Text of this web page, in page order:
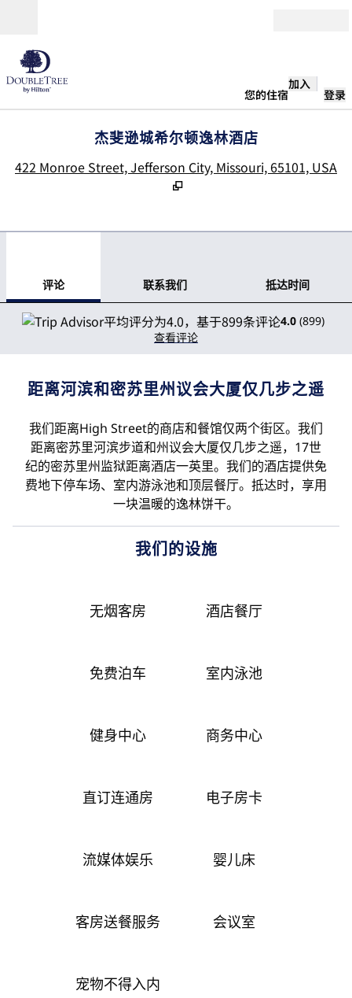
您的住宿
加入
登录
杰斐逊城希尔顿逸林酒店
422 Monroe Street, Jefferson City, Missouri, 65101, USA
评论 联系我们 抵达时间
4.0 (899)
查看评论
距离河滨和密苏里州议会大厦仅几步之遥
我们距离High Street的商店和餐馆仅两个街区。我们
距离密苏里河滨步道和州议会大厦仅几步之遥，17世
纪的密苏里州监狱距离酒店一英里。我们的酒店提供免
费地下停车场、室内游泳池和顶层餐厅。抵达时，享用
一块温暖的逸林饼干。
我们的设施
无烟客房 酒店餐厅
免费泊车 室内泳池
健身中心 商务中心
直订连通房 电子房卡
流媒体娱乐 婴儿床
客房送餐服务 会议室
宠物不得入内